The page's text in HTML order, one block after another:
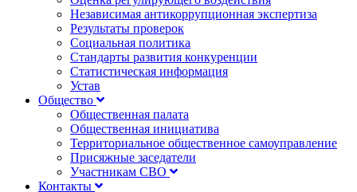
Независимая антикоррупционная экспертиза
Результаты проверок
Социальная политика
Стандарты развития конкуренции
Статистическая информация
Устав
Общество
Общественная палата
Общественная инициатива
Территориальное общественное самоуправление
Присяжные заседатели
Участникам СВО
Контакты